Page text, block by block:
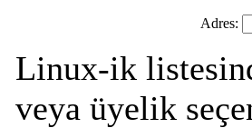
Adres:
Linux-ik
veya üyelik